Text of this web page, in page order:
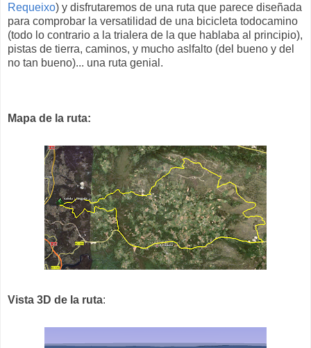
Requeixo) y disfrutaremos de una ruta que parece diseñada
para comprobar la versatilidad de una bicicleta todocamino
(todo lo contrario a la trialera de la que hablaba al principio),
pistas de tierra, caminos, y mucho aslfalto (del bueno y del
no tan bueno)... una ruta genial.
Mapa de la ruta:
Vista 3D de la ruta: